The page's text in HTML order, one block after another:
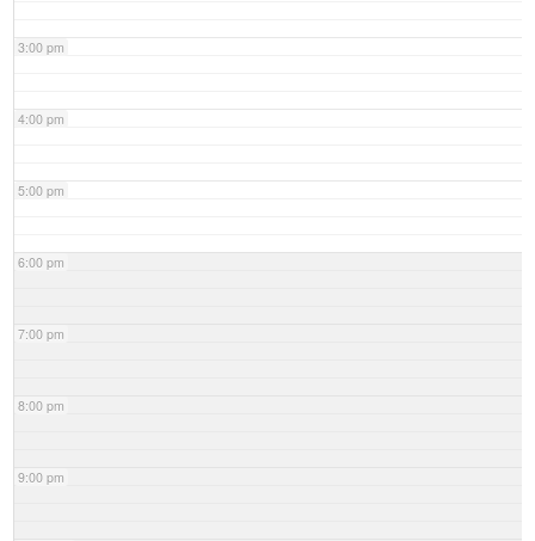
3:00 pm
4:00 pm
5:00 pm
6:00 pm
7:00 pm
8:00 pm
9:00 pm